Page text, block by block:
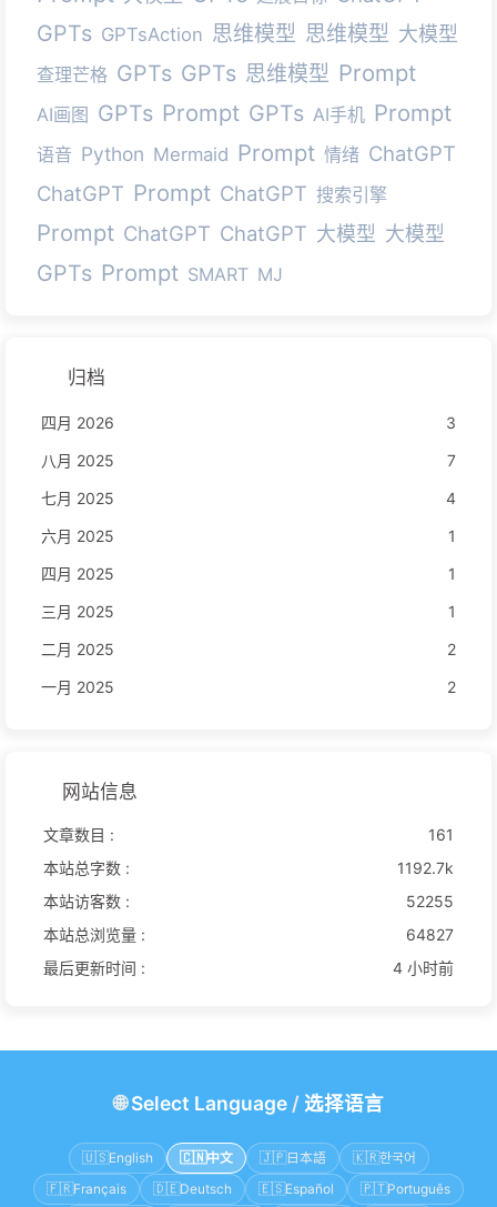
GPTs GPTsAction 思维模型 思维模型 大模型
查理芒格 GPTs GPTs 思维模型 Prompt
AI画图 GPTs Prompt GPTs AI手机 Prompt
语音 Python Mermaid Prompt 情绪 ChatGPT
ChatGPT Prompt ChatGPT 搜索引擎
Prompt ChatGPT ChatGPT 大模型 大模型
GPTs Prompt SMART MJ
归档
四月 2026
3
八月 2025
7
七月 2025
4
六月 2025
1
四月 2025
1
三月 2025
1
二月 2025
2
一月 2025
2
网站信息
文章数目 :
161
本站总字数 :
1192.7k
本站访客数 :
52255
本站总浏览量 :
64827
最后更新时间 :
4 小时前
🌐Select Language/ 选择语言
🇺🇸English 🇨🇳 中文 🇯🇵日本語 🇰🇷한국어
🇫🇷Français 🇩🇪Deutsch 🇪🇸Español 🇵🇹Português